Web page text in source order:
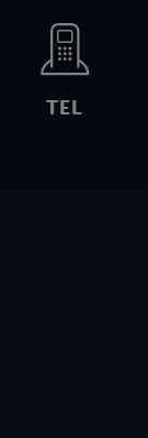
TEL